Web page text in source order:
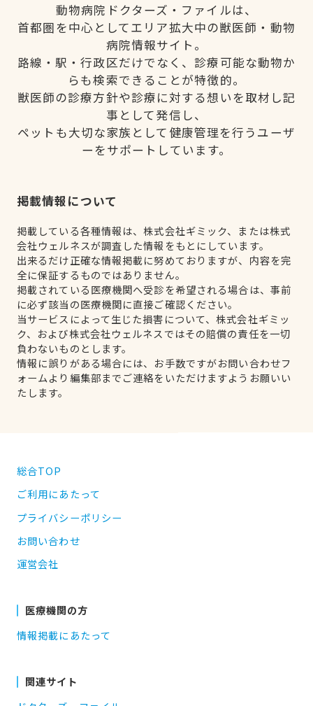
動物病院ドクターズ・ファイルは、
首都圏を中心としてエリア拡大中の獣医師・動物
病院情報サイト。
路線・駅・行政区だけでなく、診療可能な動物か
らも検索できることが特徴的。
獣医師の診療方針や診療に対する想いを取材し記
事として発信し、
ペットも大切な家族として健康管理を行うユーザ
ーをサポートしています。
掲載情報について
掲載している各種情報は、株式会社ギミック、または株式
会社ウェルネスが調査した情報をもとにしています。
出来るだけ正確な情報掲載に努めておりますが、内容を完
全に保証するものではありません。
掲載されている医療機関へ受診を希望される場合は、事前
に必ず該当の医療機関に直接ご確認ください。
当サービスによって生じた損害について、株式会社ギミッ
ク、および株式会社ウェルネスではその賠償の責任を一切
負わないものとします。
情報に誤りがある場合には、お手数ですがお問い合わせフ
ォームより編集部までご連絡をいただけますようお願いい
たします。
総合TOP
ご利用にあたって
プライバシーポリシー
お問い合わせ
運営会社
医療機関の方
情報掲載にあたって
関連サイト